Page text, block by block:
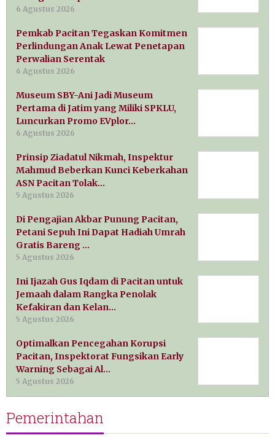
6 Agustus 2026
Pemkab Pacitan Tegaskan Komitmen
Perlindungan Anak Lewat Penetapan
Perwalian Serentak
6 Agustus 2026
Museum SBY-Ani Jadi Museum
Pertama di Jatim yang Miliki SPKLU,
Luncurkan Promo EVplor…
6 Agustus 2026
Prinsip Ziadatul Nikmah, Inspektur
Mahmud Beberkan Kunci Keberkahan
ASN Pacitan Tolak…
5 Agustus 2026
Di Pengajian Akbar Punung Pacitan,
Petani Sepuh Ini Dapat Hadiah Umrah
Gratis Bareng …
5 Agustus 2026
Ini Ijazah Gus Iqdam di Pacitan untuk
Jemaah dalam Rangka Penolak
Kefakiran dan Kelan…
5 Agustus 2026
Optimalkan Pencegahan Korupsi
Pacitan, Inspektorat Fungsikan Early
Warning Sebagai Al…
5 Agustus 2026
Pemerintahan